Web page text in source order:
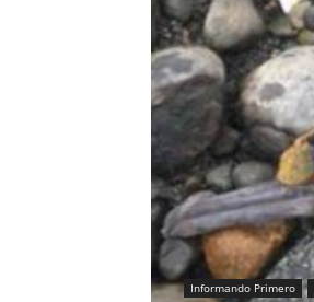
Informando Primero